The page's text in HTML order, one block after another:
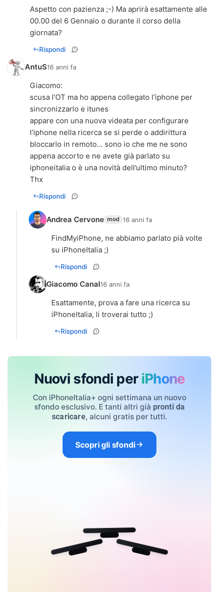
Aspetto con pazienza ;-) Ma aprirà esattamente alle
00.00 del 6 Gennaio o durante il corso della
giornata?
Rispondi
AntuS16 anni fa
Giacomo:
scusa l’OT ma ho appena collegato l’iphone per
sincronizzarlo e itunes
appare con una nuova videata per configurare
l’iphone nella ricerca se si perde o addirittura
bloccarlo in remoto… sono io che me ne sono
appena accorto e ne avete già parlato su
iphoneitalia o è una novità dell’ultimo minuto?
Thx
Rispondi
Andrea Cervone mod 16 anni fa
FindMyiPhone, ne abbiamo parlato pià volte
su iPhoneItalia ;)
Rispondi
Giacomo Canal16 anni fa
Esattamente, prova a fare una ricerca su
iPhoneItalia, li troverai tutto ;)
Rispondi
Nuovi sfondi per iPhone
Con iPhoneItalia+ ogni settimana un nuovo
sfondo esclusivo. E tanti altri già pronti da
scaricare, alcuni gratis per tutti.
Scopri gli sfondi